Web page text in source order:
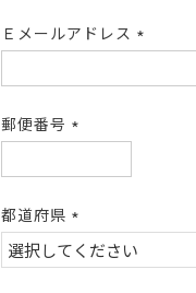
Ｅメールアドレス
須)
郵便番号
須)
都道府県
(必
須)